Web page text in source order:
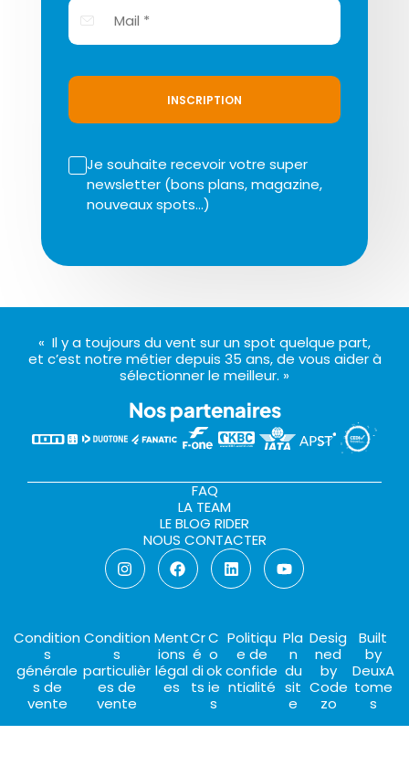
INSCRIPTION
Je souhaite recevoir votre super
newsletter (bons plans, magazine,
nouveaux spots…)
« Il y a toujours du vent sur un spot quelque part,
et c’est notre métier depuis 35 ans, de vous aider à
sélectionner le meilleur. »
Nos partenaires
FAQ
LA TEAM
LE BLOG RIDER
NOUS CONTACTER
Condition
s
générale
s de
vente
Condition
s
particulièr
es de
vente
Ment
ions
légal
es
Cr
é
di
ts
C
o
ok
ie
s
Politiqu
e de
confide
ntialité
Pla
n
du
sit
e
Desig
ned
by
Code
zo
Built
by
DeuxA
tome
s